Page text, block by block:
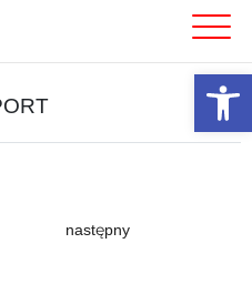
następny